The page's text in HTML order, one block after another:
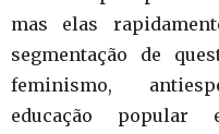
mas elas
segmentação de
feminismo,
educação popular